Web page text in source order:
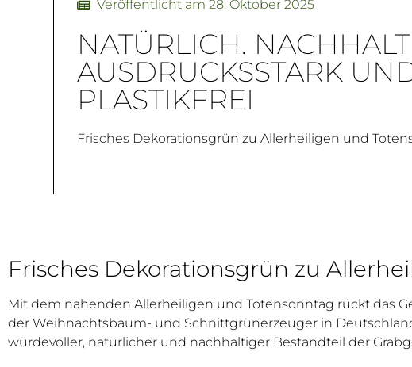
Veröffentlicht am 28. Oktober 2025
NATÜRLICH.
AUSDRUCKSSTARK
PLASTIKFREI
Frisches Dekorationsgrün zu Allerheiligen und
Frisches Dekorationsgrün zu
Mit dem nahenden Allerheiligen und Totensonntag rückt das
der Weihnachtsbaum- und Schnittgrünerzeuger in
würdevoller, natürlicher und nachhaltiger Bestandteil der